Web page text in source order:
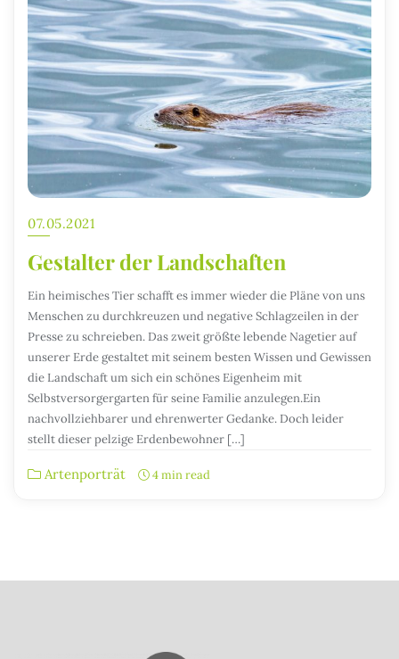
07.05.2021
Gestalter der Landschaften
Ein heimisches Tier schafft es immer wieder die Pläne von uns
Menschen zu durchkreuzen und negative Schlagzeilen in der
Presse zu schreieben. Das zweit größte lebende Nagetier auf
unserer Erde gestaltet mit seinem besten Wissen und Gewissen
die Landschaft um sich ein schönes Eigenheim mit
Selbstversorgergarten für seine Familie anzulegen.Ein
nachvollziehbarer und ehrenwerter Gedanke. Doch leider
stellt dieser pelzige Erdenbewohner […]
Artenporträt 4 min read